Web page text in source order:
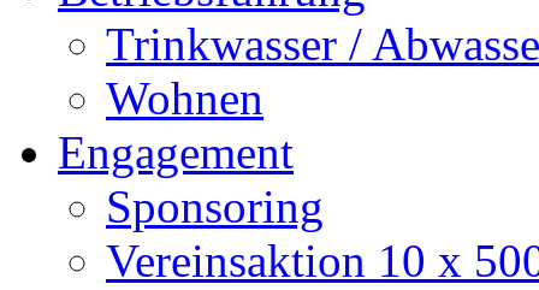
Trinkwasser /
Wohnen
Engagement
Sponsoring
Vereinsaktion 10 x